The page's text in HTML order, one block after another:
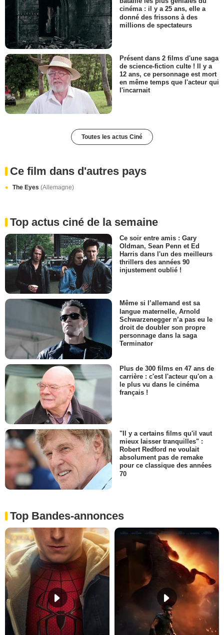
cinéma : il y a 25 ans, elle a
donné des frissons à des
millions de spectateurs
Présent dans 2 films d'une saga
de science-fiction culte ! Il y a
12 ans, ce personnage est mort
en même temps que l'acteur qui
l'incarnait
Toutes les actus Ciné
Ce film dans d'autres pays
The Eyes (Allemagne)
Top actus ciné de la semaine
Ce soir entre amis : Gary
Oldman, Sean Penn et Ed
Harris dans l'un des meilleurs
thrillers des années 90
injustement oublié !
Même si l’allemand est sa
langue maternelle, Arnold
Schwarzenegger n’a pas eu le
droit de doubler son propre
personnage dans la saga
Terminator
Plus de 300 films en 47 ans de
carrière : c'est l'acteur qu'on a
le plus vu dans le cinéma
français !
"Il y a certains films qu'il vaut
mieux laisser tranquilles" :
Robert Redford ne voulait
absolument pas de remake
pour ce classique des années
70
Top Bandes-annonces